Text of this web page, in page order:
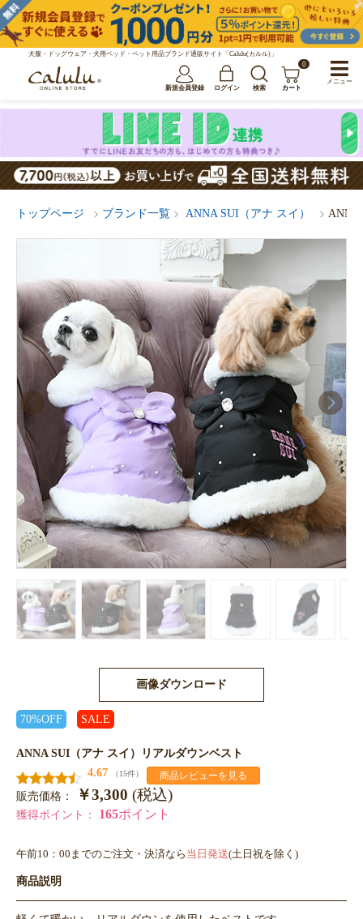
犬服・ドッグウェア・犬用ベッド・ペット用品ブランド通販サイト「Calulu(カルル)」
新規会員登録 ログイン 検索
0
カート
トップページ ブランド一覧 ANNA SUI（アナ スイ） ANNA
画像ダウンロード
70%OFF SALE
ANNA SUI（アナ スイ）リアルダウンベスト
4.67
（15件） 商品レビューを見る
販売価格： ￥3,300 (税込)
獲得ポイント： 165ポイント
午前10：00までのご注文・決済なら 当日発送(土日祝を除く)
商品説明
メニュー